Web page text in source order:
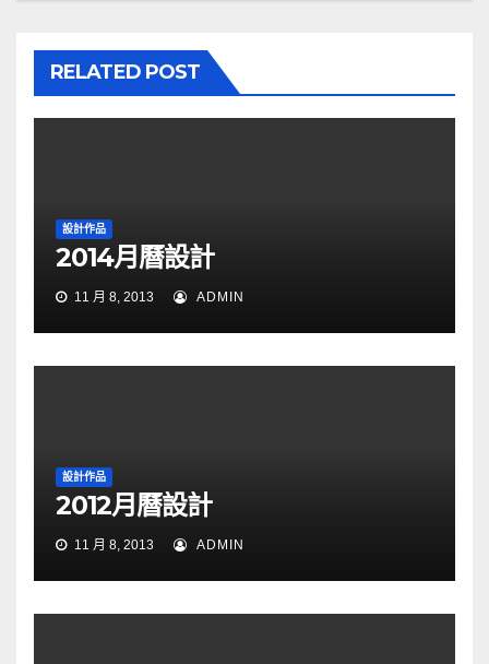
RELATED POST
設計作品
2014月曆設計
11 月 8, 2013 ADMIN
設計作品
2012月曆設計
11 月 8, 2013 ADMIN